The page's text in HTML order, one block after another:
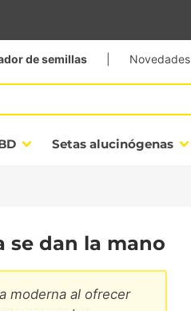
Setas alucinógenas
de semillas Novedades
se dan la mano
moderna al ofrecer